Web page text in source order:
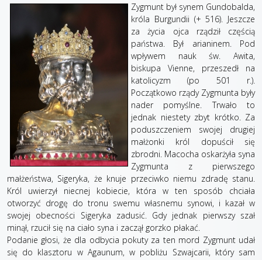
Zygmunt był synem Gundobalda,
króla Burgundii (+ 516). Jeszcze
za życia ojca rządził częścią
państwa. Był arianinem. Pod
wpływem nauk św. Awita,
biskupa Vienne, przeszedł na
katolicyzm (po 501 r.).
Początkowo rządy Zygmunta były
nader pomyślne. Trwało to
jednak niestety zbyt krótko. Za
poduszczeniem swojej drugiej
małżonki król dopuścił się
zbrodni. Macocha oskarżyła syna
Zygmunta z pierwszego
małżeństwa, Sigeryka, że knuje przeciwko niemu zdradę stanu.
Król uwierzył niecnej kobiecie, która w ten sposób chciała
otworzyć drogę do tronu swemu własnemu synowi, i kazał w
swojej obecności Sigeryka zadusić. Gdy jednak pierwszy szał
minął, rzucił się na ciało syna i zaczął gorzko płakać.
Podanie głosi, że dla odbycia pokuty za ten mord Zygmunt udał
się do klasztoru w Agaunum, w pobliżu Szwajcarii, który sam